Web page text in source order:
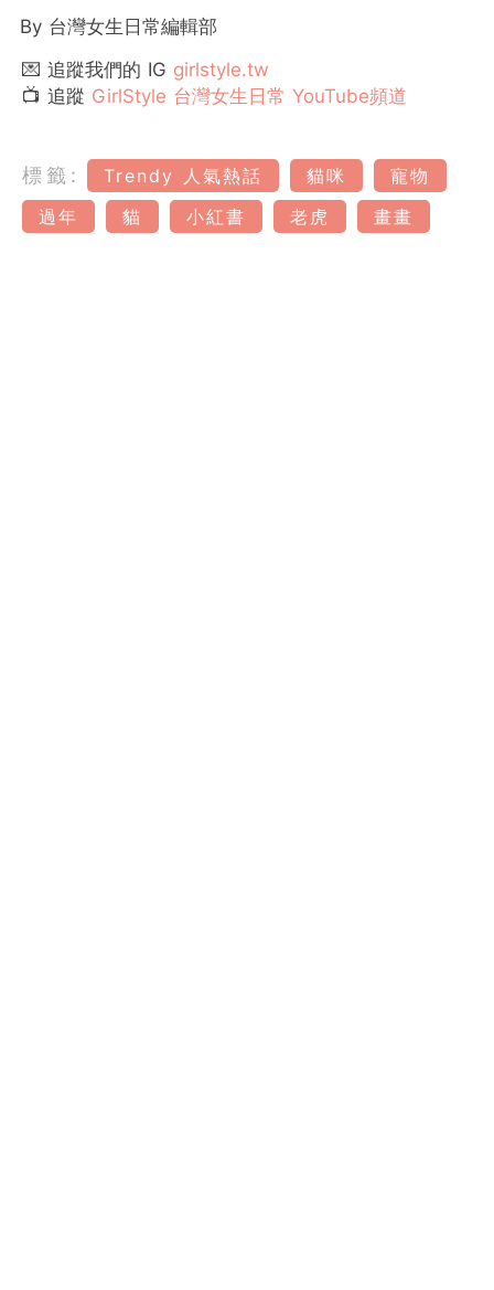
By 台灣女生日常編輯部
💌 追蹤我們的 IG girlstyle.tw
📺 追蹤 GirlStyle 台灣女生日常 YouTube頻道
標籤: Trendy 人氣熱話 貓咪
寵物
過年
貓 小紅書 老虎 畫畫